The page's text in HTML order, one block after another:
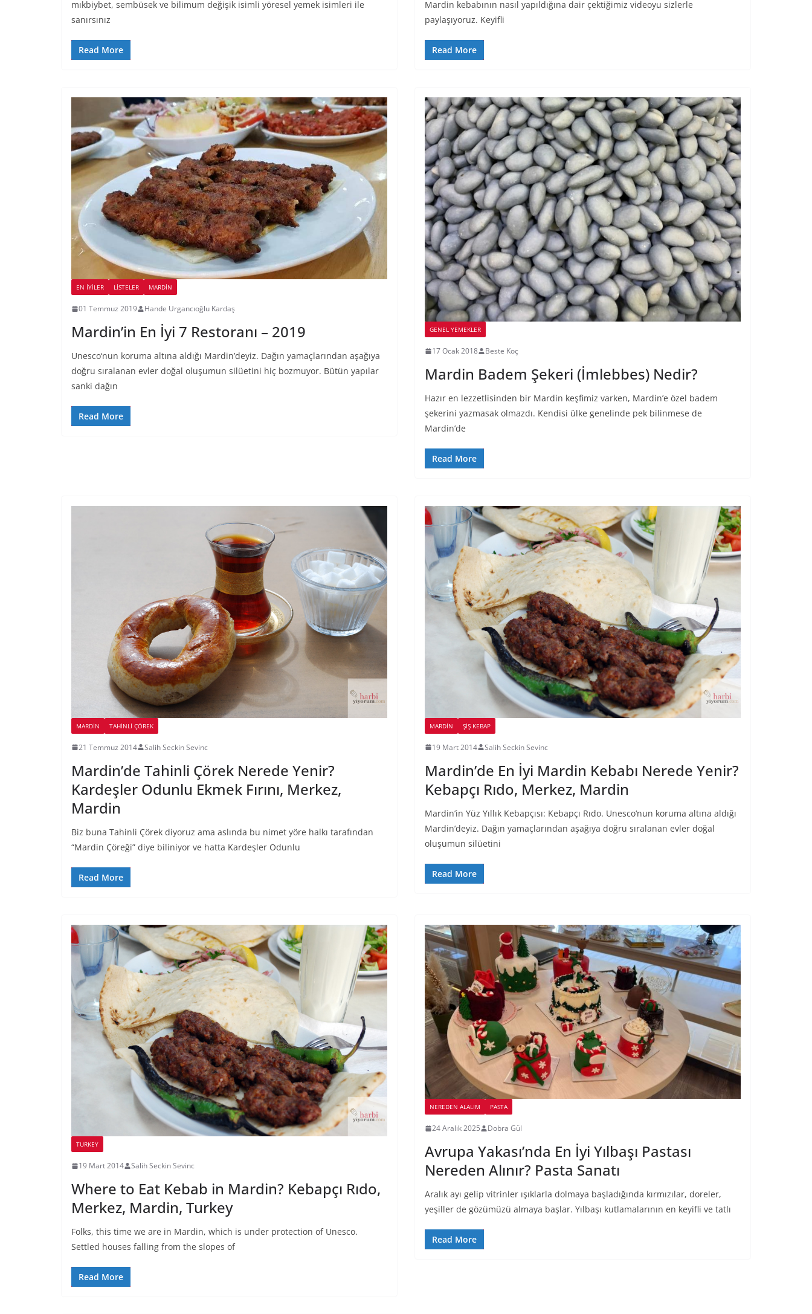
mıkbiybet, sembüsek ve bilimum değişik isimli yöresel yemek isimleri ile
sanırsınız
Read More
Mardin kebabının nasıl yapıldığına dair çektiğimiz videoyu sizlerle
paylaşıyoruz. Keyifli
Read More
EN İYILER LİSTELER MARDIN
01 Temmuz 2019 Hande Urgancıoğlu Kardaş
Mardin’in En İyi 7 Restoranı – 2019
Unesco‘nun koruma altına aldığı Mardin’deyiz. Dağın yamaçlarından aşağıya
doğru sıralanan evler doğal oluşumun silüetini hiç bozmuyor. Bütün yapılar
sanki dağın
Read More
GENEL YEMEKLER
17 Ocak 2018 Beste Koç
Mardin Badem Şekeri (İmlebbes) Nedir?
Hazır en lezzetlisinden bir Mardin keşfimiz varken, Mardin’e özel badem
şekerini yazmasak olmazdı. Kendisi ülke genelinde pek bilinmese de
Mardin’de
Read More
MARDIN TAHINLI ÇÖREK
21 Temmuz 2014 Salih Seckin Sevinc
Mardin’de Tahinli Çörek Nerede Yenir?
Kardeşler Odunlu Ekmek Fırını, Merkez,
Mardin
Biz buna Tahinli Çörek diyoruz ama aslında bu nimet yöre halkı tarafından
“Mardin Çöreği” diye biliniyor ve hatta Kardeşler Odunlu
Read More
MARDIN ŞIŞ KEBAP
19 Mart 2014 Salih Seckin Sevinc
Mardin’de En İyi Mardin Kebabı Nerede Yenir?
Kebapçı Rıdo, Merkez, Mardin
Mardin’in Yüz Yıllık Kebapçısı: Kebapçı Rıdo. Unesco‘nun koruma altına aldığı
Mardin’deyiz. Dağın yamaçlarından aşağıya doğru sıralanan evler doğal
oluşumun silüetini
Read More
TURKEY
19 Mart 2014 Salih Seckin Sevinc
Where to Eat Kebab in Mardin? Kebapçı Rıdo,
Merkez, Mardin, Turkey
Folks, this time we are in Mardin, which is under protection of Unesco.
Settled houses falling from the slopes of
Read More
NEREDEN ALALIM PASTA
24 Aralık 2025 Dobra Gül
Avrupa Yakası’nda En İyi Yılbaşı Pastası
Nereden Alınır? Pasta Sanatı
Aralık ayı gelip vitrinler ışıklarla dolmaya başladığında kırmızılar, doreler,
yeşiller de gözümüzü almaya başlar. Yılbaşı kutlamalarının en keyifli ve tatlı
Read More